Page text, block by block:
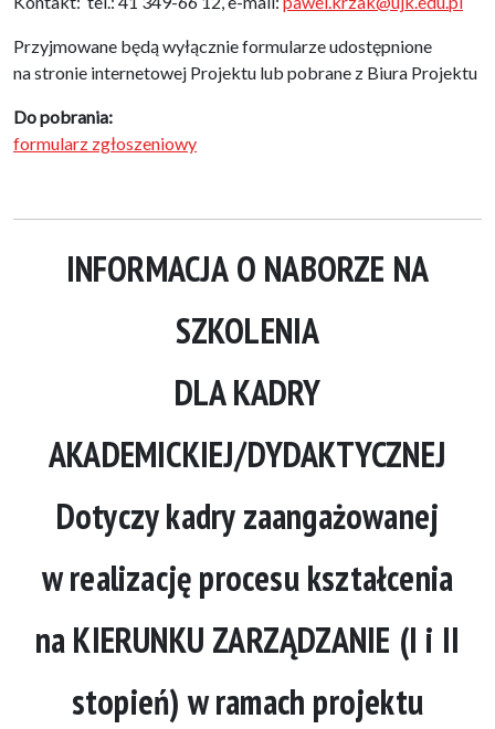
Przyjmowane będą wyłącznie formularze udostępnione
na stronie internetowej Projektu lub pobrane z Biura Projektu
Do pobrania:
formularz zgłoszeniowy
INFORMACJA O NABORZE NA
SZKOLENIA
DLA KADRY
AKADEMICKIEJ/DYDAKTYCZNEJ
Dotyczy kadry zaangażowanej
w realizację procesu kształcenia
na KIERUNKU ZARZĄDZANIE (I i II
stopień) w ramach projektu